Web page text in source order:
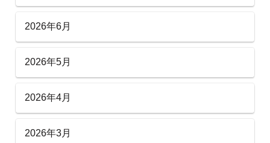
2026年6月
2026年5月
2026年4月
2026年3月